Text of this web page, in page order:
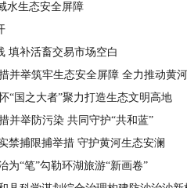
水生态安全屏障
填补活畜交易市场空白
并举筑牢生态安全屏障 全力推动黄
“国之大者”聚力打造生态文明高地
并举防污染 共同守护“共和蓝”
禁捕限捕举措 守护黄河生态安澜
为“笔”勾勒环湖旅游“新画卷”